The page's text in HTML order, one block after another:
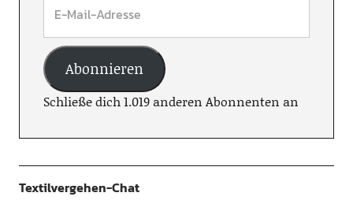
Abonnieren
Schließe dich 1.019 anderen Abonnenten an
Textilvergehen-Chat